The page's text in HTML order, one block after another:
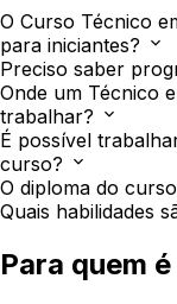
O Curso Técnico
para iniciantes?
Preciso saber
Onde um Técnico
trabalhar?
É possível
curso?
O diploma do
Quais habilidades
Para quem